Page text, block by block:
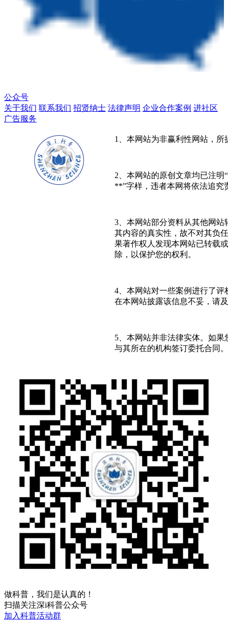
公众号
关于我们 联系我们 招贤纳士 法律声明 企业合作案例 进社区
广告服务
1、本网站为非赢利性网站，
2、本网站的原创文章均已注
**”字样，违者本网将依法追究
3、本网站部分资料从其他网
其内容的真实性，故不对其负
果著作权人发现本网站已转载
除，以保护您的权利。
4、本网站对一些案例进行了
在本网站披露该信息不妥，请
5、本网站并非法律实体。如
与其所在的机构签订委托合同。
做科普，我们是认真的！
扫描关注深i科普公众号
加入科普活动群